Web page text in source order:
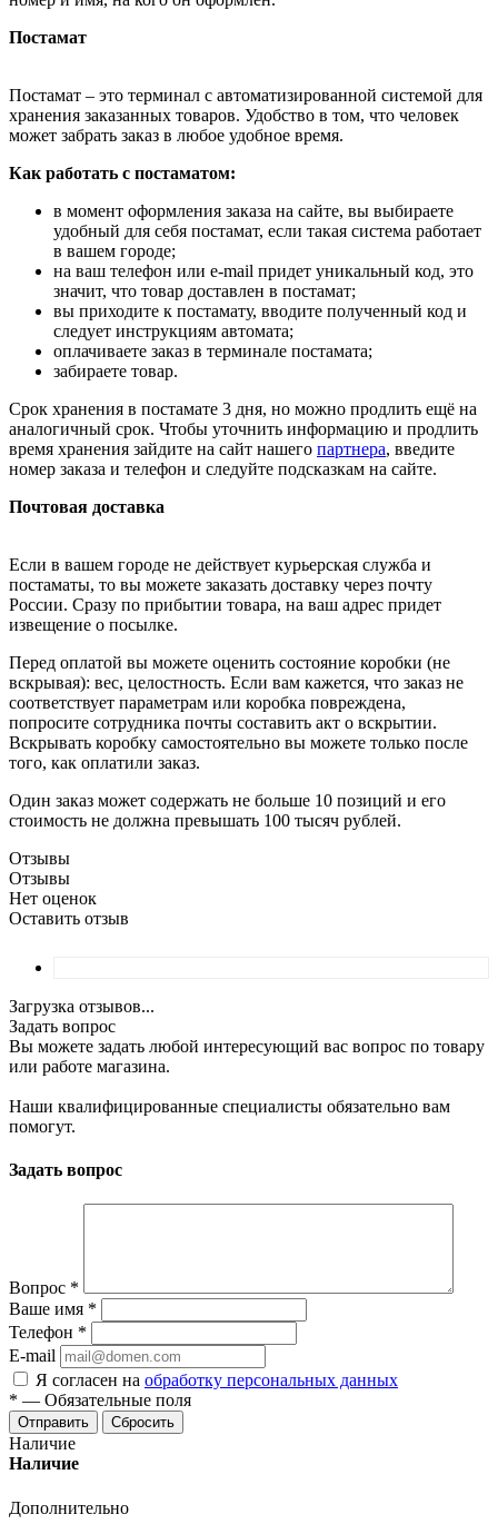
Постамат
Постамат – это терминал с автоматизированной системой для
хранения заказанных товаров. Удобство в том, что человек
может забрать заказ в любое удобное время.
Как работать с постаматом:
в момент оформления заказа на сайте, вы выбираете
удобный для себя постамат, если такая система работает
в вашем городе;
на ваш телефон или e-mail придет уникальный код, это
значит, что товар доставлен в постамат;
вы приходите к постамату, вводите полученный код и
следует инструкциям автомата;
оплачиваете заказ в терминале постамата;
забираете товар.
Срок хранения в постамате 3 дня, но можно продлить ещё на
аналогичный срок. Чтобы уточнить информацию и продлить
время хранения зайдите на сайт нашего партнера, введите
номер заказа и телефон и следуйте подсказкам на сайте.
Почтовая доставка
Если в вашем городе не действует курьерская служба и
постаматы, то вы можете заказать доставку через почту
России. Сразу по прибытии товара, на ваш адрес придет
извещение о посылке.
Перед оплатой вы можете оценить состояние коробки (не
вскрывая): вес, целостность. Если вам кажется, что заказ не
соответствует параметрам или коробка повреждена,
попросите сотрудника почты составить акт о вскрытии.
Вскрывать коробку самостоятельно вы можете только после
того, как оплатили заказ.
Один заказ может содержать не больше 10 позиций и его
стоимость не должна превышать 100 тысяч рублей.
Отзывы
Отзывы
Нет оценок
Оставить отзыв
Загрузка отзывов...
Задать вопрос
Вы можете задать любой интересующий вас вопрос по товару
или работе магазина.
Наши квалифицированные специалисты обязательно вам
помогут.
Задать вопрос
Вопрос *
Ваше имя *
Телефон *
E-mail
Я согласен на обработку персональных данных
* — Обязательные поля
Отправить Сбросить
Наличие
Наличие
Дополнительно